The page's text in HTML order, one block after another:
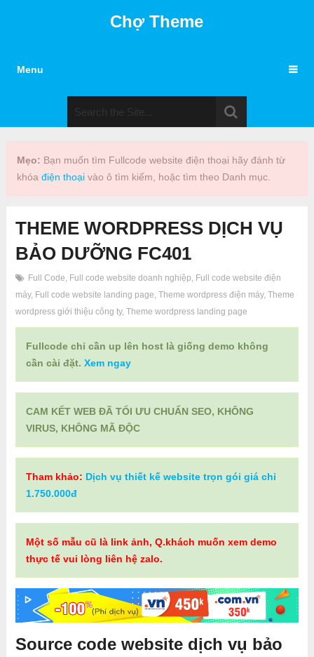
Chợ Theme
Menu
Mẹo: Bạn muốn tìm Fullcode website điện thoại hãy đánh từ
khóa điện thoạivào ô tìm kiếm, hoặc tìm theo Danh mục.
THEME WORDPRESS DỊCH VỤ
BẢO DƯỠNG FC401
Full Code, Full code website doanh nghiệp, Full code website điện
máy, Full code website landing page, Theme wordpress điện máy, Theme
wordpress giới thiệu công ty, Theme wordpress landing page
Fullcode chỉ cần up lên host là giống demo không
cần cài đặt. Xem ngay
CAM KẾT WEB ĐÃ TỐI ƯU CHUẨN SEO, KHÔNG
VIRUS, KHÔNG MÃ ĐỘC
Tham khảo: Dịch vụ thiết kế website trọn gói giá chỉ
1.750.000đ
Một số mẫu cũ là link ảnh, Q.khách muốn xem demo
thực tế vui lòng liên hệ zalo.
Source code website dịch vụ bảo